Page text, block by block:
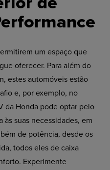
um espaço que
oferecer. Para além do
estes automóveis estão
e, por exemplo, no
da Honda pode optar pelo
suas necessidades, em
de potência, desde os
todos eles de caixa
Experimente